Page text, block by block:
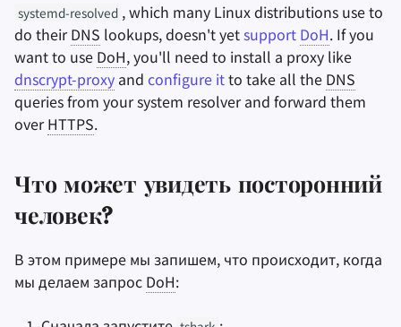
systemd-resolved , which many Linux distributions use to
do theirDNS lookups, doesn't yetsupport DoH. If you
want to use DoH, you'll need to install a proxy like
dnscrypt-proxy and configure itto take all the DNS
queries from your system resolver and forward them
overHTTPS.
Что может увидеть посторонний
человек?
В этом примере мы запишем, что происходит, когда
мы делаем запрос DoH: